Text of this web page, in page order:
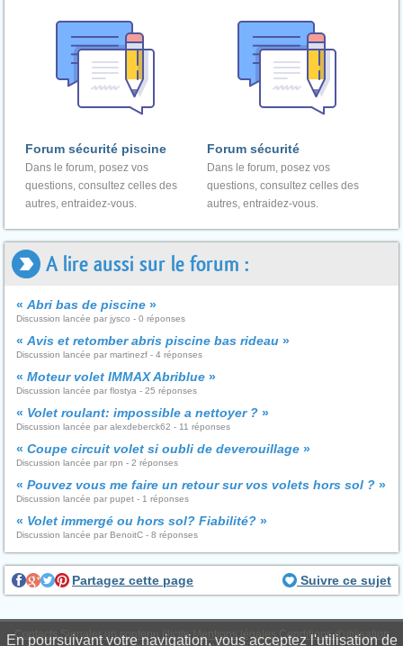
Forum sécurité piscine
Dans le forum, posez vos
questions, consultez celles des
autres, entraidez-vous.
Forum sécurité
Dans le forum, posez vos
questions, consultez celles des
autres, entraidez-vous.
A lire aussi sur le forum :
« Abri bas de piscine »
Discussion lancée par jysco - 0 réponses
« Avis et retomber abris piscine bas rideau »
Discussion lancée par martinezf - 4 réponses
« Moteur volet IMMAX Abriblue »
Discussion lancée par flostya - 25 réponses
« Volet roulant: impossible a nettoyer ? »
Discussion lancée par alexdeberck62 - 11 réponses
« Coupe circuit volet si oubli de deverouillage »
Discussion lancée par rpn - 2 réponses
« Pouvez vous me faire un retour sur vos volets hors sol ? »
Discussion lancée par pupet - 1 réponses
« Volet immergé ou hors sol? Fiabilité? »
Discussion lancée par BenoitC - 8 réponses
Partagez cette page Suivre ce sujet
Contacts Signaler un contenu illicite Mentions légales Conditions d'utilisation
En poursuivant votre navigation, vous acceptez l'utilisation de